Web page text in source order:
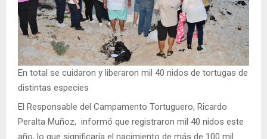
En total se cuidaron y liberaron mil 40 nidos de tortugas de
distintas especies
El Responsable del Campamento Tortuguero, Ricardo
Peralta Muñoz, informó que registraron mil 40 nidos este
año, lo que significaría el nacimiento de más de 100 mil